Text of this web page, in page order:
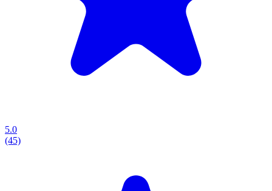
5.0
(45)